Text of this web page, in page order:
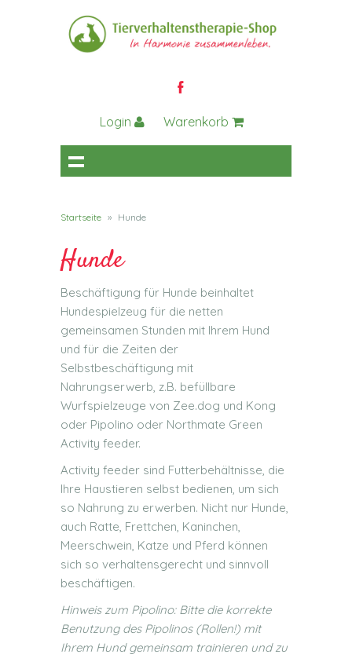
Login Warenkorb
Startseite » Hunde
Hunde
Beschäftigung für Hunde beinhaltet
Hundespielzeug für die netten
gemeinsamen Stunden mit Ihrem Hund
und für die Zeiten der
Selbstbeschäftigung mit
Nahrungserwerb, z.B. befüllbare
Wurfspielzeuge von Zee.dog und Kong
oder Pipolino oder Northmate Green
Activity feeder.
Activity feeder sind Futterbehältnisse, die
Ihre Haustieren selbst bedienen, um sich
so Nahrung zu erwerben. Nicht nur Hunde,
auch Ratte, Frettchen, Kaninchen,
Meerschwein, Katze und Pferd können
sich so verhaltensgerecht und sinnvoll
beschäftigen.
Hinweis zum Pipolino: Bitte die korrekte
Benutzung des Pipolinos (Rollen!) mit
Ihrem Hund gemeinsam trainieren und zu